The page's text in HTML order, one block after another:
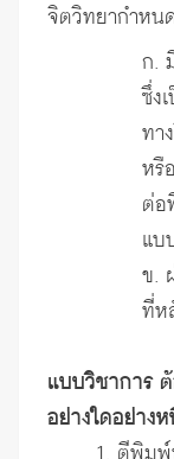
จิตวิทยากำหน
ก.
ซึ่ง
ทา
หรื
ต่อ
แบ
ข.
ที่ห
แบบวิชาการ
อย่างใดอย่าง